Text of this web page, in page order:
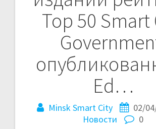
Top 50 Smart
Ed…
Minsk Smart City
02/
Новости
0